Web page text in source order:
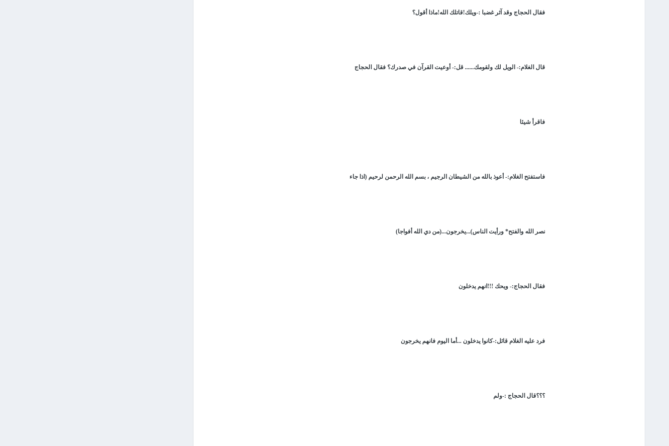
فقال الحجاج وقد آثر غضبا :-ويلك!قاتلك الله!ماذا أقول؟
قال الغلام:- الويل لك ولقومك...... قل:- أوعيت القرآن في صدرك؟ فقال الحجاج
فاقرأ شيئا
فاستفتح الغلام:- أعوذ بالله من الشيطان الرجيم ، بسم الله الرحمن لرحيم (اذا جاء
نصر الله والفتح* ورأيت الناس)...يخرجون...(من دي الله أفواجا)
فقال الحجاج:- ويحك !!!انهم يدخلون
فرد عليه الغلام قائل:-كانوا يدخلون ...أما اليوم فانهم يخرجون
؟؟؟قال الحجاج :-ولم